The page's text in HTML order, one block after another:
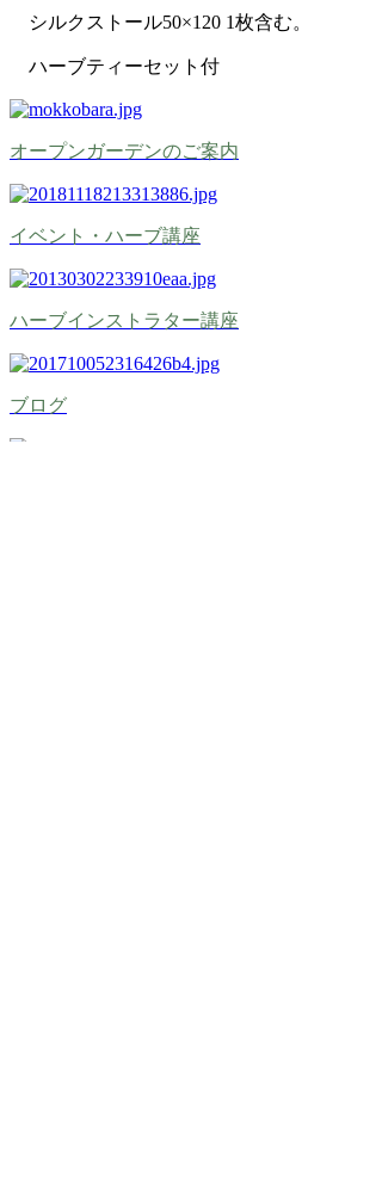
シルクストール50×120 1枚含む。
ハーブティーセット付
​オープンガーデンのご案内
イベント・ハーブ講座
ハーブインストラター講座
ブログ